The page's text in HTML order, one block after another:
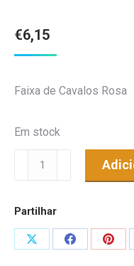
€6,15
Faixa de Cavalos Rosa
Em stock
Quantidade
de
Cavalos
Partilhar
Share
Share